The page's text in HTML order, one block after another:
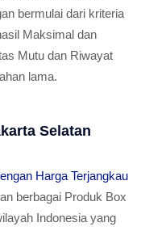
bermulai dari kriteria
Maksimal dan
Mutu dan Riwayat
lama.
Selatan
Harga Terjangkau
berbagai Produk Box
Indonesia yang